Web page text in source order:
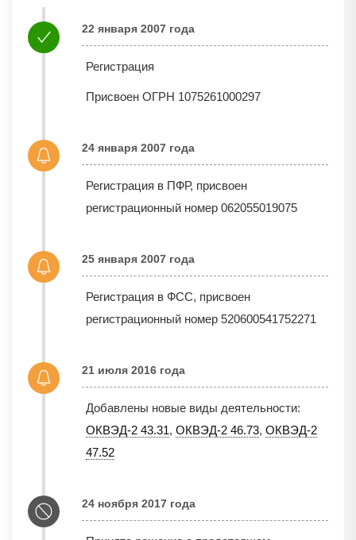
22 января 2007 года
Регистрация
Присвоен ОГРН 1075261000297
24 января 2007 года
Регистрация в ПФР, присвоен
регистрационный номер 062055019075
25 января 2007 года
Регистрация в ФСС, присвоен
регистрационный номер 520600541752271
21 июля 2016 года
Добавлены новые виды деятельности:
ОКВЭД-2 43.31, ОКВЭД-2 46.73, ОКВЭД-2
47.52
24 ноября 2017 года